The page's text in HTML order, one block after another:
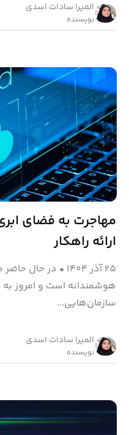
المیرا سادات اسدی
نویسنده
مهاجرت به فضای
ارائه راهکار
۲۵ آذر ۱۴۰۴ • در حال حاضر
هوشمندانه است و امروز
سازمان‌هایی...
المیرا سادات اسدی
نویسنده